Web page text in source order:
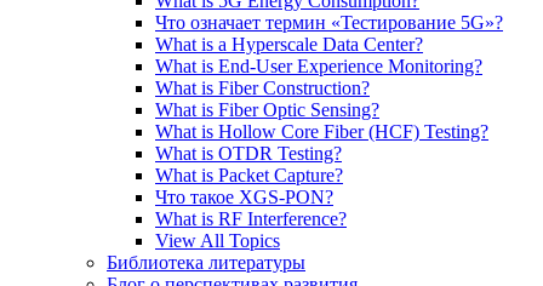
Что означает термин «Тестирование 5G»?
What is a Hyperscale Data Center?
What is End-User Experience Monitoring?
What is Fiber Construction?
What is Fiber Optic Sensing?
What is Hollow Core Fiber (HCF) Testing?
What is OTDR Testing?
What is Packet Capture?
Что такое XGS-PON?
What is RF Interference?
View All Topics
Библиотека литературы